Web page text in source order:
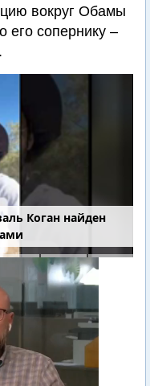
вокруг Обамы
его сопернику –
Коган найден